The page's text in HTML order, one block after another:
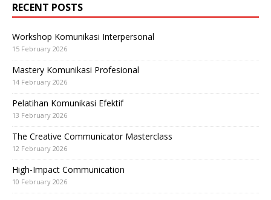
RECENT POSTS
Workshop Komunikasi Interpersonal
15 February 2026
Mastery Komunikasi Profesional
14 February 2026
Pelatihan Komunikasi Efektif
13 February 2026
The Creative Communicator Masterclass
12 February 2026
High-Impact Communication
10 February 2026